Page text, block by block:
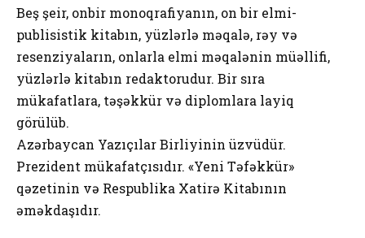
Beş şeir, onbir monoqrafiyanın, on bir elmi-
publisistik kitabın, yüzlərlə məqalə, rəy və
resenziyaların, onlarla elmi məqalənin müəllifi,
yüzlərlə kitabın redaktorudur. Bir sıra
mükafatlara, təşəkkür və diplomlara layiq
görülüb.
Azərbaycan Yazıçılar Birliyinin üzvüdür.
Prezident mükafatçısıdır. «Yeni Təfəkkür»
qəzetinin və Respublika Xatirə Kitabının
əməkdaşıdır.